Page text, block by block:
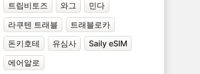
트립비토즈
와그
민다
라쿠텐 트래블
트래블로카
돈키호테
유심사
Saily eSIM
에어알로